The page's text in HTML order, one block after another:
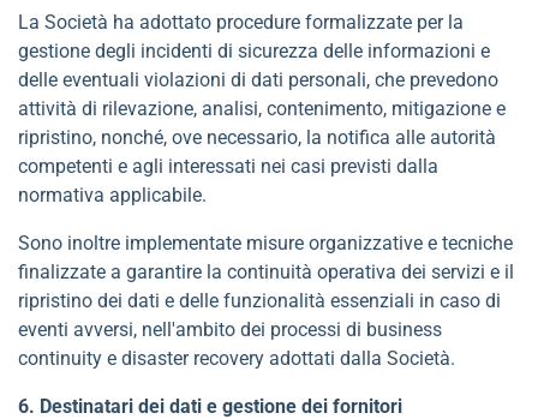
La Società ha adottato procedure formalizzate per la
gestione degli incidenti di sicurezza delle informazioni e
delle eventuali violazioni di dati personali, che prevedono
attività di rilevazione, analisi, contenimento, mitigazione e
ripristino, nonché, ove necessario, la notifica alle autorità
competenti e agli interessati nei casi previsti dalla
normativa applicabile.
Sono inoltre implementate misure organizzative e tecniche
finalizzate a garantire la continuità operativa dei servizi e il
ripristino dei dati e delle funzionalità essenziali in caso di
eventi avversi, nell'ambito dei processi di business
continuity e disaster recovery adottati dalla Società.
6. Destinatari dei dati e gestione dei fornitori